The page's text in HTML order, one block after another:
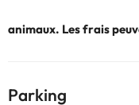
animaux. Les frais
Parking